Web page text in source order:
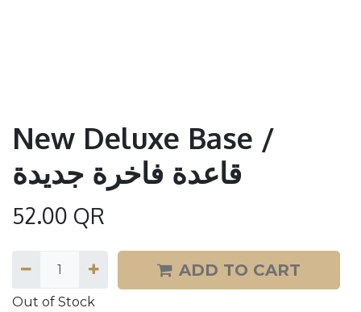
New Deluxe Base /
قاعدة فاخرة جديدة
52.00 QR
ADD TO CART
Out of Stock